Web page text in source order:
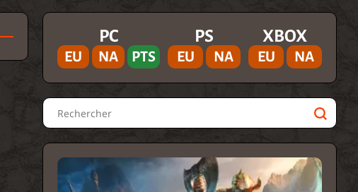
PC
EU NA PTS
PS
EU NA
XBOX
EU NA
Rechercher